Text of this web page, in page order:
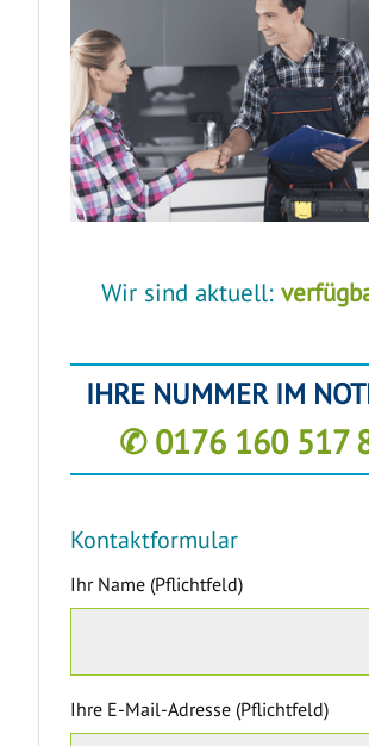
Wir sind aktuell:
IHRE NUMMER IM
✆ 0176 160 517
Kontaktformular
Ihr Name (Pflichtfeld)
Ihre E-Mail-Adresse (Pflichtfeld)